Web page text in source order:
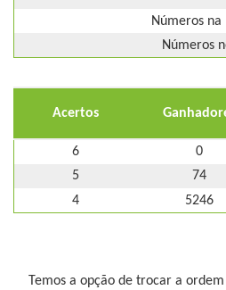
Números
Números
Acertos
6 0
5
74
4
5246
Temos a opção de trocar a